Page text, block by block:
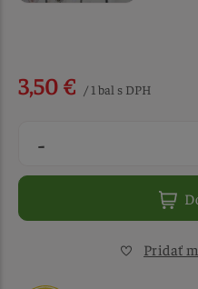
3,50 € / 1 bal s DPH
-
Pridať